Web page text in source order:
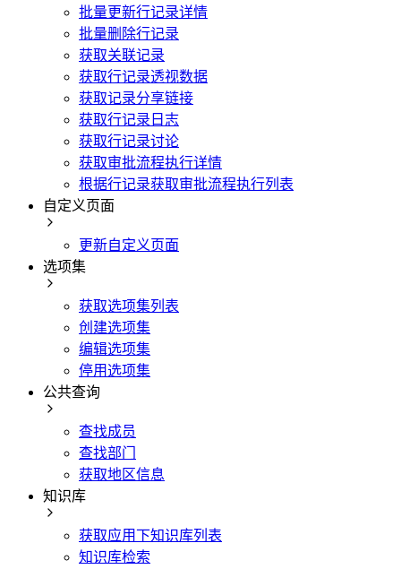
批量更新行记录详情
批量删除行记录
获取关联记录
获取行记录透视数据
获取记录分享链接
获取行记录日志
获取行记录讨论
获取审批流程执行详情
根据行记录获取审批流程执行列表
自定义页面
更新自定义页面
选项集
获取选项集列表
创建选项集
编辑选项集
停用选项集
公共查询
查找成员
查找部门
获取地区信息
知识库
获取应用下知识库列表
知识库检索